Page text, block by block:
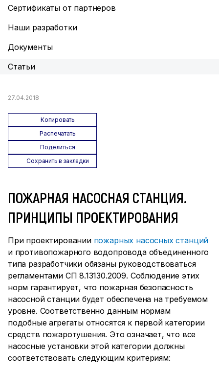
Сертификаты от партнеров
Наши разработки
Документы
Статьи
27.04.2018
Копировать
Распечатать
Поделиться
Сохранить в закладки
ПОЖАРНАЯ НАСОСНАЯ СТАНЦИЯ.
ПРИНЦИПЫ ПРОЕКТИРОВАНИЯ
При проектировании пожарных насосных станций
и противопожарного водопровода объединенного
типа разработчики обязаны руководствоваться
регламентами СП 8.13130.2009. Соблюдение этих
норм гарантирует, что пожарная безопасность
насосной станции будет обеспечена на требуемом
уровне. Соответственно данным нормам
подобные агрегаты относятся к первой категории
средств пожаротушения. Это означает, что все
насосные установки этой категории должны
соответствовать следующим критериям: